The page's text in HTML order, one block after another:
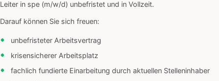
Leiter in spe (m/w/d) unbefristet und in Vollzeit.
Darauf können Sie sich freuen:
unbefristeter Arbeitsvertrag
krisensicherer Arbeitsplatz
fachlich fundierte Einarbeitung durch aktuellen Stelleninhaber